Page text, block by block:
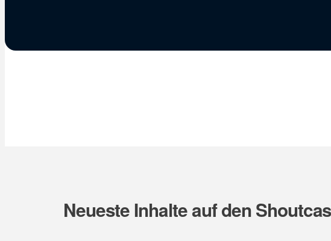
Neueste Inhalte auf den